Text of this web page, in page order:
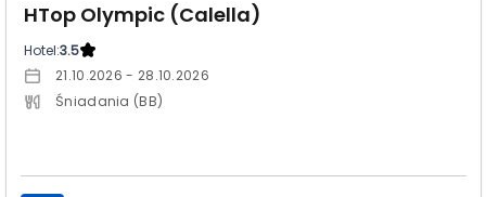
HTop Olympic (Calella)
Hotel:3.5
21.10.2026 - 28.10.2026
Śniadania (BB)